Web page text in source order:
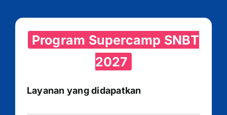
Program Supercamp SNBT
2027
Layanan yang didapatkan